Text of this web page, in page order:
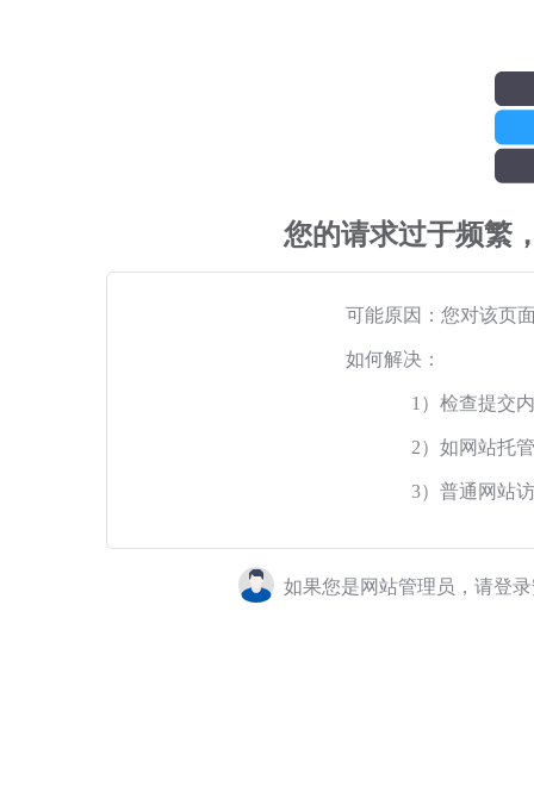
您的请求过于频繁
可能原因：您对该页
如何解决：
1）检查提交
2）如网站托
3）普通网站
如果您是网站管理员，请登